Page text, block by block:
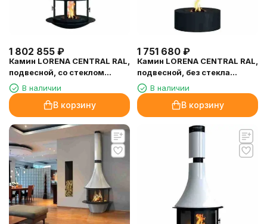
1 802 855 ₽
Камин LORENA CENTRAL RAL,
подвесной, со стеклом
(Traforart)
В наличии
В корзину
1 751 680 ₽
Камин LORENA CENTRAL RAL,
подвесной, без стекла
(Traforart)
В наличии
В корзину